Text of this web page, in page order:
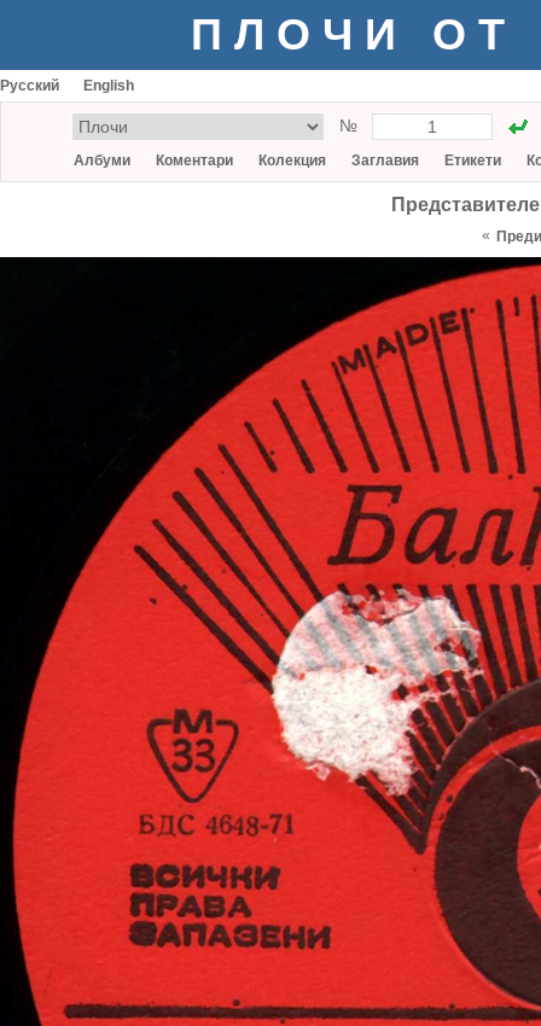
ПЛОЧИ ОТ
Русский English
№
Албуми Коментари Колекция Заглавия Етикети
«